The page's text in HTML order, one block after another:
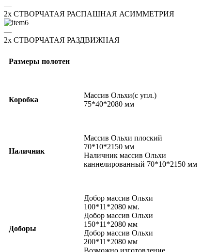
—
2x СТВОРЧАТАЯ РАСПАШНАЯ АСИММЕТРИЯ
—
2x СТВОРЧАТАЯ РАЗДВИЖНАЯ
Размеры полотен
Коробка
Массив Ольхи(с упл.)
75*40*2080 мм
Наличник
Массив Ольхи плоский
70*10*2150 мм
Наличник массив Ольхи
каннелированный 70*10*2150 мм
Доборы
Добор массив Ольхи
100*11*2080 мм.
Добор массив Ольхи
150*11*2080 мм
Добор массив Ольхи
200*11*2080 мм
Возможно изготовление